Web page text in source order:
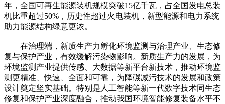
年，全国可再生能源装机规模突破15亿千瓦，占全国发电总装
机比重超过50%，历史性超过火电装机，新型能源和电力系统
助力能源结构绿意更浓。
在治理端，新质生产力孵化环境监测与治理产业、生态修
复与保护产业，有效缓解污染物影响。新质生产力的发展，为
环境监测产业提供传感、大数据等新平台新技术，推动环境监
测更精准、快速、全面和可靠，为降碳减污技术的发展和政策
设计奠定坚实基础。特别是人工智能等新一代数字技术同生态
修复和保护产业深度融合，推动我国环境智能修复装备水平不